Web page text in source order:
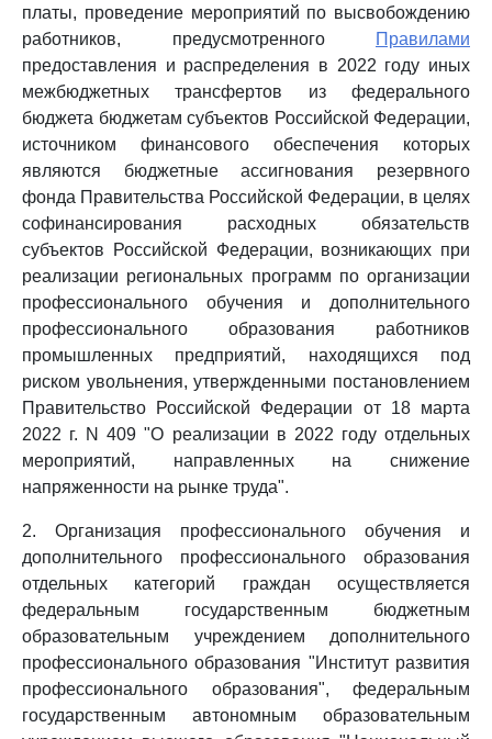
платы, проведение мероприятий по высвобождению
работников, предусмотренного
Правилами
предоставления и распределения в 2022 году иных
межбюджетных трансфертов из федерального
бюджета бюджетам субъектов Российской Федерации,
источником финансового обеспечения которых
являются бюджетные ассигнования резервного
фонда Правительства Российской Федерации, в целях
софинансирования расходных обязательств
субъектов Российской Федерации, возникающих при
реализации региональных программ по организации
профессионального обучения и дополнительного
профессионального образования работников
промышленных предприятий, находящихся под
риском увольнения, утвержденными постановлением
Правительство Российской Федерации от 18 марта
2022 г. N 409 "О реализации в 2022 году отдельных
мероприятий, направленных на снижение
напряженности на рынке труда".
2. Организация профессионального обучения и
дополнительного профессионального образования
отдельных категорий граждан осуществляется
федеральным государственным бюджетным
образовательным учреждением дополнительного
профессионального образования "Институт развития
профессионального образования", федеральным
государственным автономным образовательным